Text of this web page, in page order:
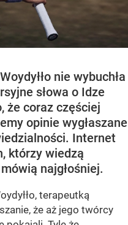
nie wybuchła
słowa o Idze
że coraz częściej
opinie wygłaszane
Internet
którzy wiedzą
najgłośniej.
terapeutką
że aż jego twórcy